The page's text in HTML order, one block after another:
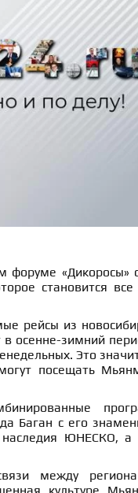
форуме «Дикоросы»
становится все
рейсы из
осенне-зимний
Это
посещать
Баган с его
ЮНЕСКО, а
между